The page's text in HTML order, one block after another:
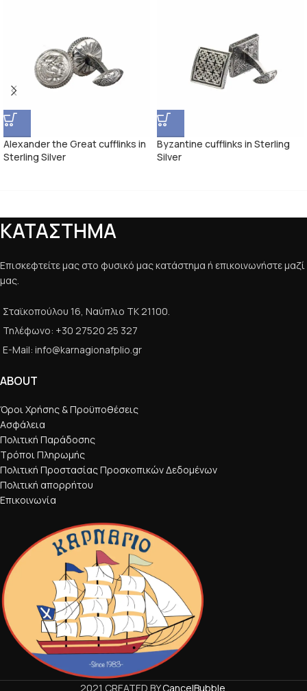
Alexander the Great cufflinks in
Sterling Silver
Byzantine cufflinks in Sterling
Silver
ΚΑΤΑΣΤΗΜΑ
Επισκεφτείτε μας στο φυσικό μας κατάστημα ή επικοινωνήστε μαζί
μας.
Σταϊκοπούλου 16, Ναύπλιο ΤΚ 21100.
Τηλέφωνο: +30 27520 25 327
E-Mail: info@karnagionafplio.gr
ABOUT
Όροι Χρήσης & Προϋποθέσεις
Ασφάλεια
Πολιτική Παράδοσης
Τρόποι Πληρωμής
Πολιτική Προστασίας Προσκοπικών Δεδομένων
Πολιτική απορρήτου
Επικοινωνία
2021 CREATED BYCancelBubble